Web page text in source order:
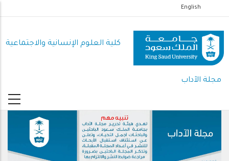
إلى
المحتوى
الرئيسي
English
كلية العلوم اﻹنسانية واﻻجتماعية
مجلة الآداب